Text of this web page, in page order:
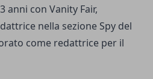
anni con Vanity Fair,
nella sezione Spy del
come redattrice per il